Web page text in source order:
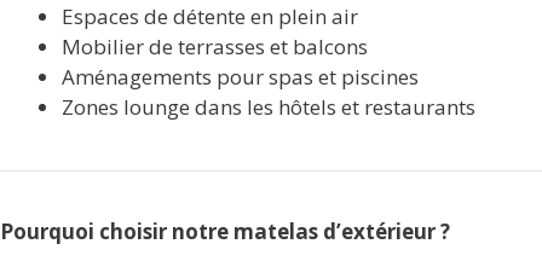
Espaces de détente en plein air
Mobilier de terrasses et balcons
Aménagements pour spas et piscines
Zones lounge dans les hôtels et restaurants
Pourquoi choisir notre matelas d’extérieur ?